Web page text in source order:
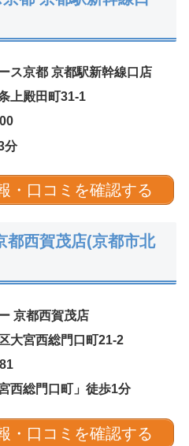
ス京都 京都駅新幹線口店
上殿田町31-1
分
・口コミを確認する
都西賀茂店(京都市北
京都西賀茂店
大宮西総門口町21-2
西総門口町」徒歩1分
・口コミを確認する